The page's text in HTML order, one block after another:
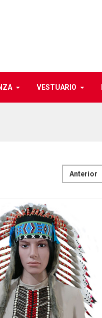
VESTUARIO
Anterior